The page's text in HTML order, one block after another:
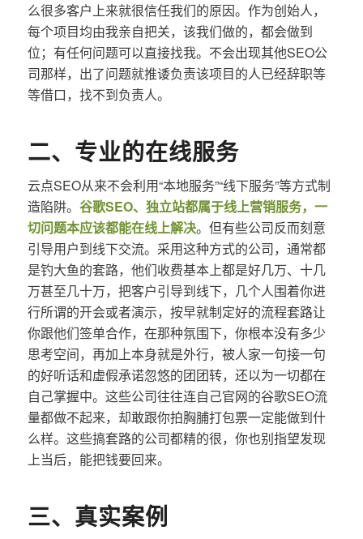
么很多客户上来就很信任我们的原因。作为创始人，
每个项目均由我亲自把关，该我们做的，都会做到
位；有任何问题可以直接找我。不会出现其他SEO公
司那样，出了问题就推诿负责该项目的人已经辞职等
等借口，找不到负责人。
二、专业的在线服务
云点SEO从来不会利用“本地服务”“线下服务”等方式制
造陷阱。 谷歌SEO、独立站都属于线上营销服务，一
切问题本应该都能在线上解决。但有些公司反而刻意
引导用户到线下交流。采用这种方式的公司，通常都
是钓大鱼的套路，他们收费基本上都是好几万、十几
万甚至几十万，把客户引导到线下，几个人围着你进
行所谓的开会或者演示，按早就制定好的流程套路让
你跟他们签单合作，在那种氛围下，你根本没有多少
思考空间，再加上本身就是外行，被人家一句接一句
的好听话和虚假承诺忽悠的团团转，还以为一切都在
自己掌握中。这些公司往往连自己官网的谷歌SEO流
量都做不起来，却敢跟你拍胸脯打包票一定能做到什
么样。这些搞套路的公司都精的很，你也别指望发现
上当后，能把钱要回来。
三、真实案例